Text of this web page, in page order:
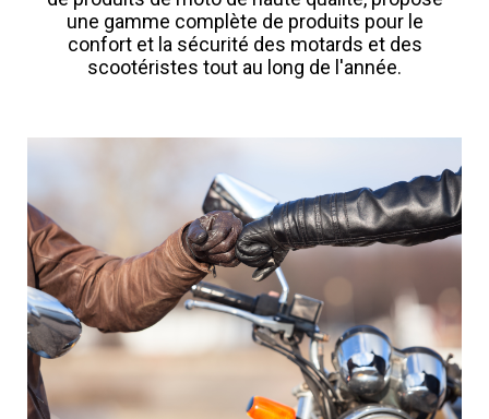
une gamme complète de produits pour le
confort et la sécurité des motards et des
scootéristes tout au long de l'année.